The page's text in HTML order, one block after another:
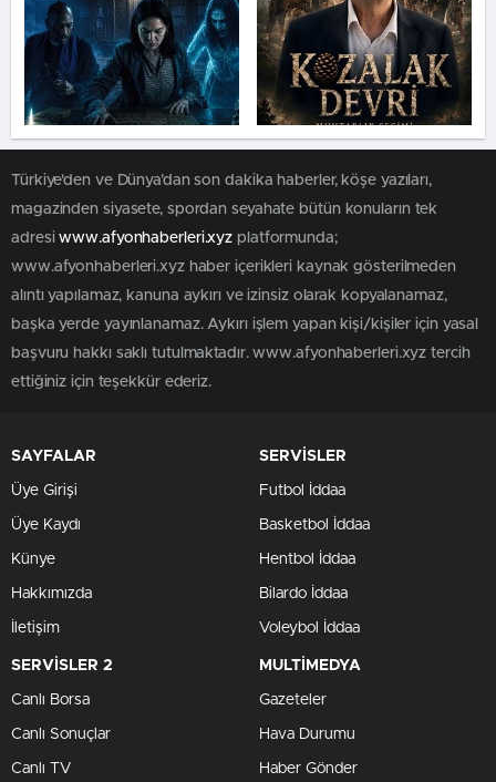
Türkiye'den ve Dünya’dan son dakika haberler, köşe yazıları,
magazinden siyasete, spordan seyahate bütün konuların tek
adresiwww.afyonhaberleri.xyz platformunda;
www.afyonhaberleri.xyz haber içerikleri kaynak gösterilmeden
alıntı yapılamaz, kanuna aykırı ve izinsiz olarak kopyalanamaz,
başka yerde yayınlanamaz. Aykırı işlem yapan kişi/kişiler için yasal
başvuru hakkı saklı tutulmaktadır. www.afyonhaberleri.xyz tercih
ettiğiniz için teşekkür ederiz.
SAYFALAR
Üye Girişi
Üye Kaydı
Künye
Hakkımızda
İletişim
SERVİSLER
Futbol İddaa
Basketbol İddaa
Hentbol İddaa
Bilardo İddaa
Voleybol İddaa
SERVİSLER 2
Canlı Borsa
Canlı Sonuçlar
Canlı TV
MULTİMEDYA
Gazeteler
Hava Durumu
Haber Gönder